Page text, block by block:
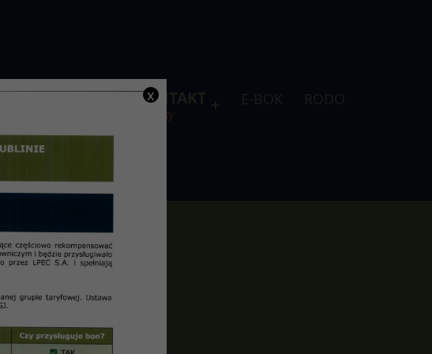
OSIEDLA KONTAKT
telefony
x